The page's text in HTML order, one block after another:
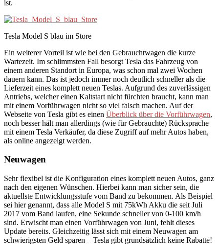
ist.
Tesla Model S blau im Store
Ein weiterer Vorteil ist wie bei den Gebrauchtwagen die kurze
Wartezeit. Im schlimmsten Fall besorgt Tesla das Fahrzeug von
einem anderen Standort in Europa, was schon mal zwei Wochen
dauern kann. Das ist jedoch immer noch deutlich schneller als die
Lieferzeit eines komplett neuen Teslas. Aufgrund des zuverlässigen
Antriebs, welcher einen Kaltstart nicht fürchten braucht, kann man
mit einem Vorführwagen nicht so viel falsch machen. Auf der
Webseite von Tesla gibt es einen Überblick über die Vorführwagen,
noch besser hält man allerdings (wie für Gebrauchte) Rücksprache
mit einem Tesla Verkäufer, da diese Zugriff auf mehr Autos haben,
als online angezeigt werden.
Neuwagen
Sehr flexibel ist die Konfiguration eines komplett neuen Autos, ganz
nach den eigenen Wünschen. Hierbei kann man sicher sein, die
aktuellste Entwicklungsstufe vom Band zu bekommen. Als Beispiel
sei hier genannt, dass alle Model S mit 75kWh Akku die seit Juli
2017 vom Band laufen, eine Sekunde schneller von 0-100 km/h
sind. Erwischt man einen Vorführwagen von Juni, fehlt dieses
Update bereits. Gleichzeitig lässt sich mit einem Neuwagen am
schwierigsten Geld sparen – Tesla gibt grundsätzlich keine Rabatte!